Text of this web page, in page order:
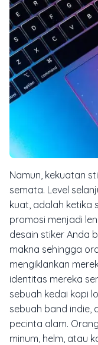
Namun, kekuatan
semata. Level
kuat, adalah ketika
promosi menjadi
desain stiker Anda
makna sehingga
mengiklankan
identitas mereka
sebuah kedai kopi
sebuah band indie,
pecinta alam.
minum, helm, atau